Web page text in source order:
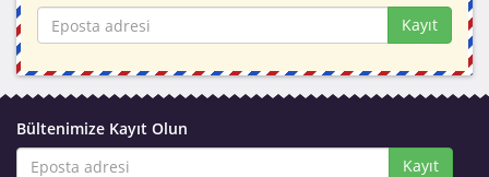
Kayıt
Bültenimize Kayıt Olun
Kayıt